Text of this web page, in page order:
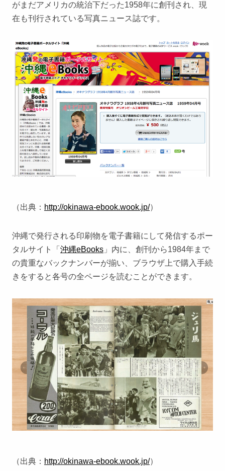
がまだアメリカの統治下だった1958年に創刊され、現
在も刊行されている写真ニュース誌です。
（出典： http://okinawa-ebook.wook.jp/）
沖縄で発行される印刷物を電子書籍にして発信するポー
タルサイト「 沖縄eBooks 」内に、創刊から1984年まで
の貴重なバックナンバーが揃い、ブラウザ上で購入手続
きをすると各号の全ページを読むことができます。
（出典： http://okinawa-ebook.wook.jp/）